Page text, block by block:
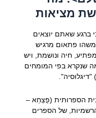
מציאות
ברגע שאתם יוצאים
פתאום מרגיש
חיה ונושמת, ויש
שנקרא בפי המומחים
הספרותית (פֻצְחַא –
של הספרים